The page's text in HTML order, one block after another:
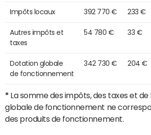
Impôts locaux 392 770 € 233 €
Autres impôts et
taxes
54 780 € 33 €
Dotation globale
de fonctionnement
342 730 € 204 €
* La somme des impôts, des taxes et
globale de fonctionnement ne
des produits de fonctionnement.